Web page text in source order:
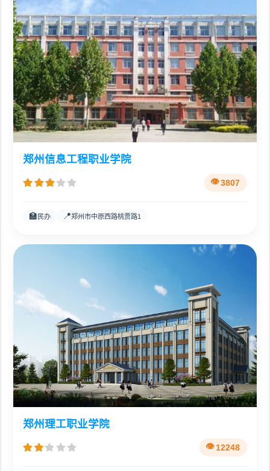
郑州信息工程职业学院
3807
🏫 民办 📍郑州市中原西路桃贾路1
郑州理工职业学院
12248